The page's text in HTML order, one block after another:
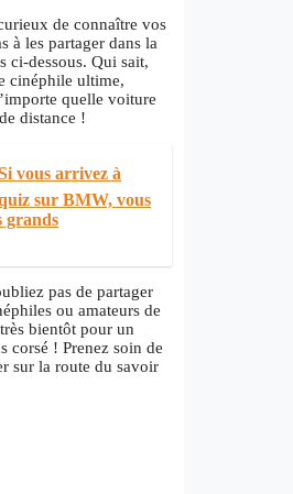
de connaître vos
à les partager dans la
ci-dessous. Qui sait,
cinéphile ultime,
quelle voiture
distance !
vous arrivez à
sur BMW, vous
grands
pas de partager
ou amateurs de
bientôt pour un
corsé ! Prenez soin de
sur la route du savoir